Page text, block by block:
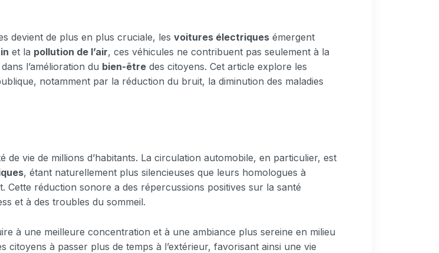
devient de plus en plus cruciale, les voitures électriques émergent
et la pollution de l’air, ces véhicules ne contribuent pas seulement à la
l’amélioration du bien-être des citoyens. Cet article explore les
notamment par la réduction du bruit, la diminution des maladies
vie de millions d’habitants. La circulation automobile, en particulier, est
, étant naturellement plus silencieuses que leurs homologues à
réduction sonore a des répercussions positives sur la santé
et à des troubles du sommeil.
à une meilleure concentration et à une ambiance plus sereine en milieu
à passer plus de temps à l’extérieur, favorisant ainsi une vie